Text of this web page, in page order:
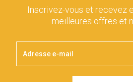
Inscrivez-vous et recevez
meilleures offres et